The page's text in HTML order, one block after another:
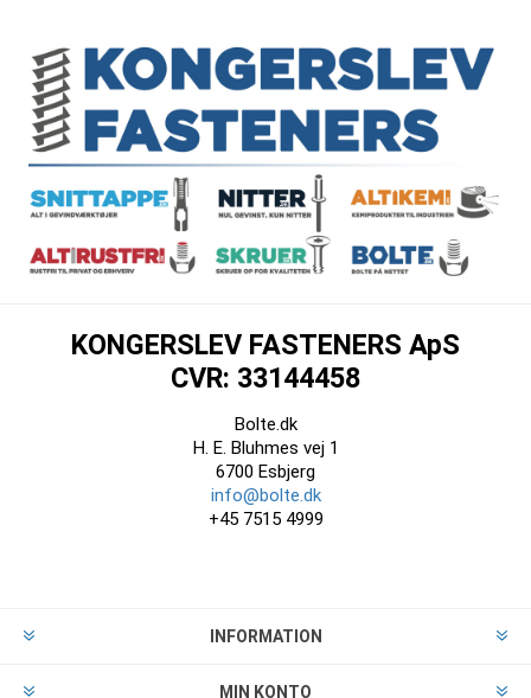
KONGERSLEV FASTENERS ApS
CVR: 33144458
Bolte.dk
H. E. Bluhmes vej 1
6700 Esbjerg
info@bolte.dk
+45 7515 4999
INFORMATION
MIN KONTO